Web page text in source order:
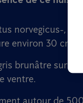
norvegicus-,
environ 30 cm,
brunâtre sur le
ventre.
autour de